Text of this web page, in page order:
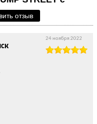
отзыв
24 ноября 2022